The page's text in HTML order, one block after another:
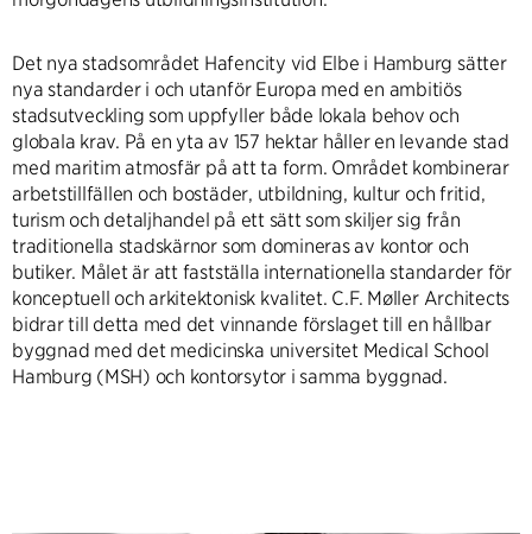
Det nya stadsområdet Hafencity vid Elbe i Hamburg sätter
nya standarder i och utanför Europa med en ambitiös
stadsutveckling som uppfyller både lokala behov och
globala krav. På en yta av 157 hektar håller en levande stad
med maritim atmosfär på att ta form. Området kombinerar
arbetstillfällen och bostäder, utbildning, kultur och fritid,
turism och detaljhandel på ett sätt som skiljer sig från
traditionella stadskärnor som domineras av kontor och
butiker. Målet är att fastställa internationella standarder för
konceptuell och arkitektonisk kvalitet. C.F. Møller Architects
bidrar till detta med det vinnande förslaget till en hållbar
byggnad med det medicinska universitet Medical School
Hamburg (MSH) och kontorsytor i samma byggnad.